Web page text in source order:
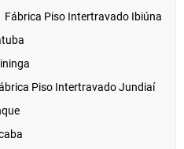
Fábrica Piso Intertravado Ibiúna
Piso Intertravado Jundiaí